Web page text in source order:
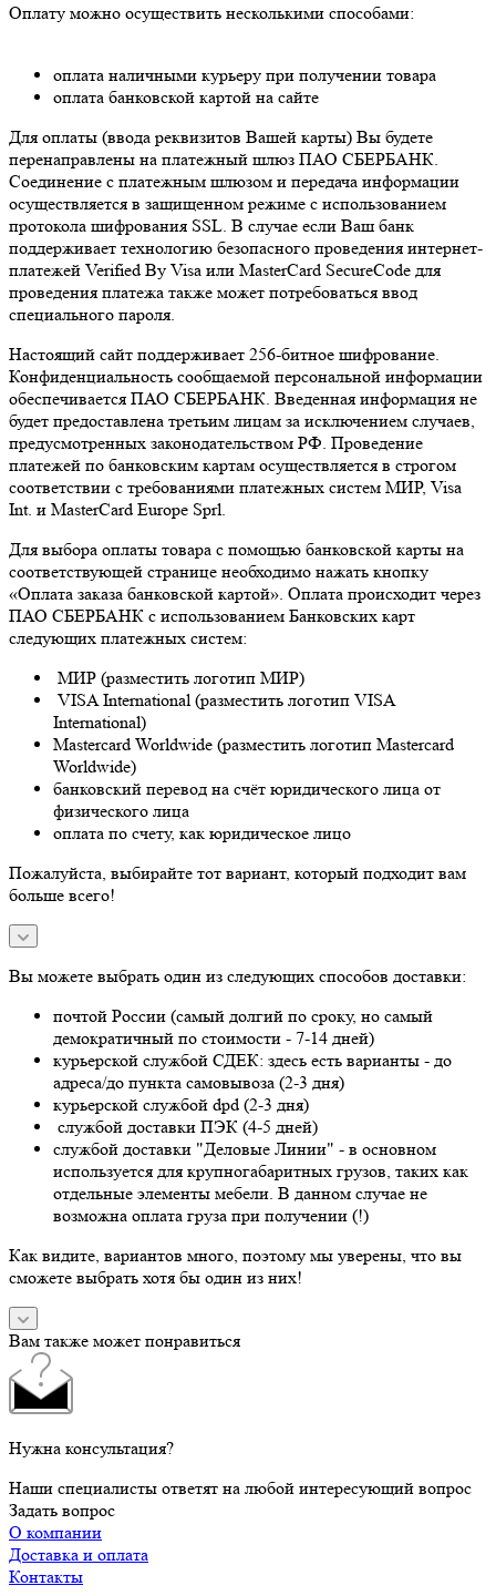
Оплату можно осуществить несколькими способами:
оплата наличными курьеру при получении товара
оплата банковской картой на сайте
Для оплаты (ввода реквизитов Вашей карты) Вы будете
перенаправлены на платежный шлюз ПАО СБЕРБАНК.
Соединение с платежным шлюзом и передача информации
осуществляется в защищенном режиме с использованием
протокола шифрования SSL. В случае если Ваш банк
поддерживает технологию безопасного проведения интернет-
платежей Verified By Visa или MasterCard SecureCode для
проведения платежа также может потребоваться ввод
специального пароля.
Настоящий сайт поддерживает 256-битное шифрование.
Конфиденциальность сообщаемой персональной информации
обеспечивается ПАО СБЕРБАНК. Введенная информация не
будет предоставлена третьим лицам за исключением случаев,
предусмотренных законодательством РФ. Проведение
платежей по банковским картам осуществляется в строгом
соответствии с требованиями платежных систем МИР, Visa
Int. и MasterCard Europe Sprl.
Для выбора оплаты товара с помощью банковской карты на
соответствующей странице необходимо нажать кнопку
«Оплата заказа банковской картой». Оплата происходит через
ПАО СБЕРБАНК с использованием Банковских карт
следующих платежных систем:
МИР (разместить логотип МИР)
VISA International (разместить логотип VISA
International)
Mastercard Worldwide (разместить логотип Mastercard
Worldwide)
банковский перевод на счёт юридического лица от
физического лица
оплата по счету, как юридическое лицо
Пожалуйста, выбирайте тот вариант, который подходит вам
больше всего!
Вы можете выбрать один из следующих способов доставки:
почтой России (самый долгий по сроку, но самый
демократичный по стоимости - 7-14 дней)
курьерской службой СДЕК: здесь есть варианты - до
адреса/до пункта самовывоза (2-3 дня)
курьерской службой dpd (2-3 дня)
службой доставки ПЭК (4-5 дней)
службой доставки "Деловые Линии" - в основном
используется для крупногабаритных грузов, таких как
отдельные элементы мебели. В данном случае не
возможна оплата груза при получении (!)
Как видите, вариантов много, поэтому мы уверены, что вы
сможете выбрать хотя бы один из них!
Вам также может понравиться
Нужна консультация?
Наши специалисты ответят на любой интересующий вопрос
Задать вопрос
О компании
Доставка и оплата
Контакты